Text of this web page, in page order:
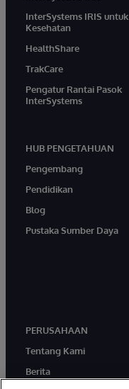
InterSystems IRIS untuk
Kesehatan
HealthShare
TrakCare
Pengatur Rantai Pasok
InterSystems
HUB PENGETAHUAN
Pengembang
Pendidikan
Blog
Pustaka Sumber Daya
PERUSAHAAN
Tentang Kami
Berita